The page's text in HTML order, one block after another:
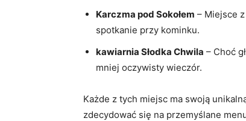
Karczma pod Sokołem – Miejsce
spotkanie przy kominku.
kawiarnia Słodka Chwila – Choć
mniej oczywisty wieczór.
Każde z tych miejsc ma swoją
zdecydować się na przemyślane